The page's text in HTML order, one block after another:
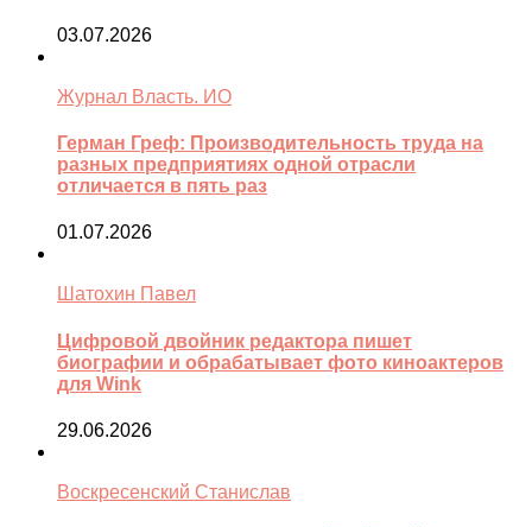
03.07.2026
Журнал Власть. ИО
Герман Греф: Производительность труда на
разных предприятиях одной отрасли
отличается в пять раз
01.07.2026
Шатохин Павел
Цифровой двойник редактора пишет
биографии и обрабатывает фото киноактеров
для Wink
29.06.2026
Воскресенский Станислав